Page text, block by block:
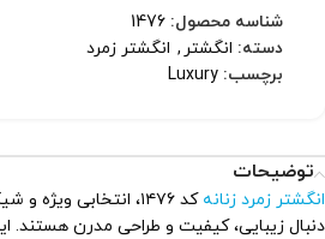
شناسه محصول: 1476
دسته: انگشتر , انگشتر زمرد
برچسب: Luxury
توضیحات
انگشتر زمرد زنانه
کد ۱۴۷۶، انتخابی
دنبال زیبایی، کیفیت و طراحی مدرن هستند.